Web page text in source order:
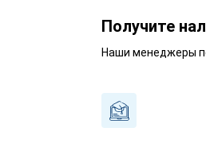
Получите
Наши менеджеры